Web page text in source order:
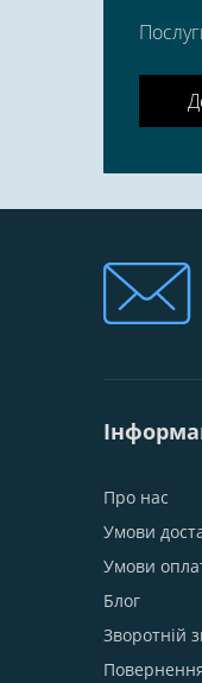
Про нас
Умови
Умови
Блог
Зворотній